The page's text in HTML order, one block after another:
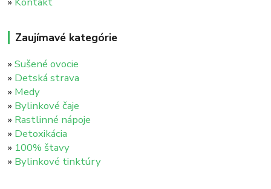
Zaujímavé kategórie
»Sušené ovocie
» Detská strava
» Medy
» Bylinkové čaje
» Rastlinné nápoje
» Detoxikácia
» 100% štavy
» Bylinkové tinktúry